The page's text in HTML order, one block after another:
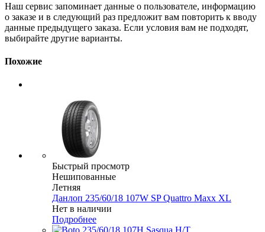
Наш сервис запоминает данные о пользователе, информацию
о заказе и в следующий раз предложит вам повторить к вводу
данные предыдущего заказа. Если условия вам не подходят,
выбирайте другие варианты.
Похожие
Быстрый просмотр
Нешипованные
Летняя
Данлоп 235/60/18 107W SP Quattro Maxx XL
Нет в наличии
Подробнее